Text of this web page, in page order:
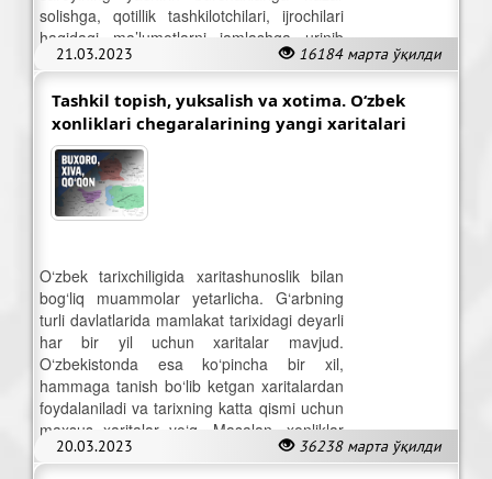
21.03.2023 16184 марта ўқилди
solishga, qotillik tashkilotchilari, ijrochilari
haqidagi ma’lumotlarni jamlashga urinib
ko‘ramiz.
Tashkil topish, yuksalish va xotima. O‘zbek
xonliklari chegaralarining yangi xaritalari
20.03.2023 36238 марта ўқилди
O‘zbek tarixchiligida xaritashunoslik bilan
bog‘liq muammolar yetarlicha. G‘arbning
turli davlatlarida mamlakat tarixidagi deyarli
har bir yil uchun xaritalar mavjud.
O‘zbekistonda esa ko‘pincha bir xil,
hammaga tanish bo‘lib ketgan xaritalardan
foydalaniladi va tarixning katta qismi uchun
maxsus xaritalar yo‘q. Masalan, xonliklar
davriga oid.